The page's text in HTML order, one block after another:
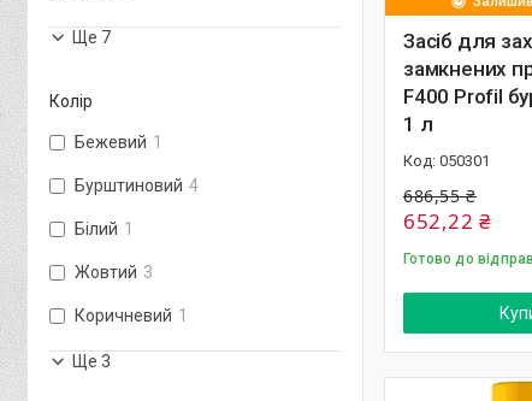
Засіб для
замкнених
F400 Profil
1 л
050301
686,55 ₴
652,22 ₴
Готово до
Ще 7
Колір
Бежевий 1
Бурштиновий 4
Білий 1
Жовтий 3
Коричневий 1
Ще 3